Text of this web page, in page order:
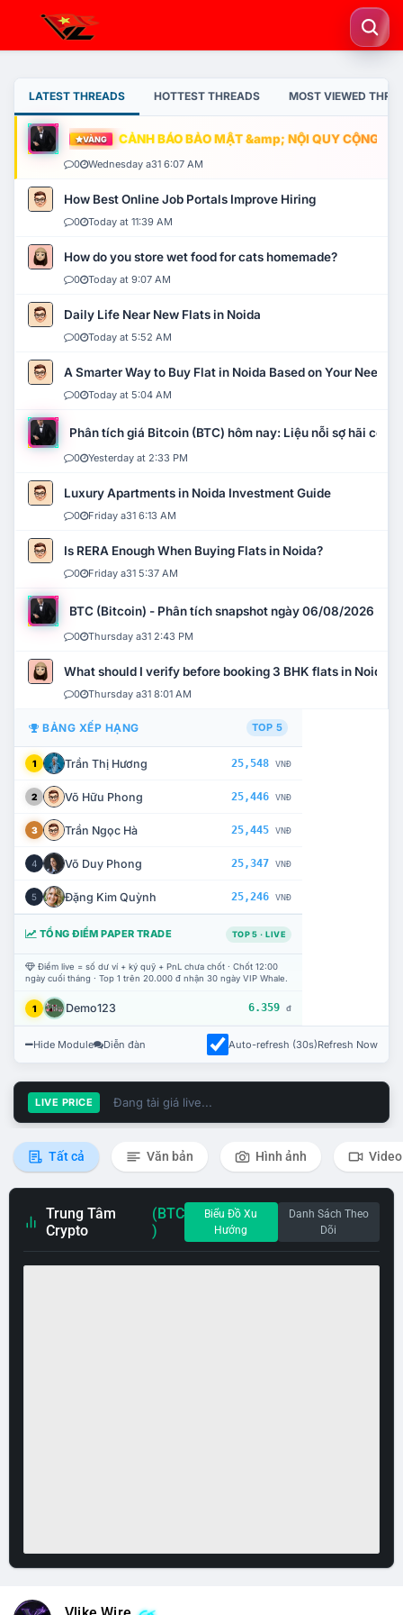
LATEST THREADS HOTTEST THREADS MOST VIEWED
VÀNG CẢNH BÁO BẢO MẬT &amp; NỘI QUY CỘNG
0 Wednesday a31 6:07 AM
How Best Online Job Portals Improve Hiring
0 Today at 11:39 AM
How do you store wet food for cats homemade?
0 Today at 9:07 AM
Daily Life Near New Flats in Noida
0 Today at 5:52 AM
A Smarter Way to Buy Flat in Noida Based on Your Needs
0 Today at 5:04 AM
Phân tích giá Bitcoin (BTC) hôm nay: Liệu nỗi sợ hãi có
0 Yesterday at 2:33 PM
Luxury Apartments in Noida Investment Guide
0 Friday a31 6:13 AM
Is RERA Enough When Buying Flats in Noida?
0 Friday a31 5:37 AM
BTC (Bitcoin) - Phân tích snapshot ngày 06/08/2026
0 Thursday a31 2:43 PM
What should I verify before booking 3 BHK flats in Noida?
0 Thursday a31 8:01 AM
BẢNG XẾP HẠNG TOP 5
1 Trần Thị Hương 25,548 VNĐ
2 Võ Hữu Phong 25,446 VNĐ
3 Trần Ngọc Hà 25,445 VNĐ
4 Võ Duy Phong 25,347 VNĐ
5 Đặng Kim Quỳnh 25,246 VNĐ
TỔNG ĐIỂM PAPER TRADE TOP 5 · LIVE
Điểm live = số dư ví + ký quỹ + PnL chưa chốt · Chốt 12:00
ngày cuối tháng · Top 1 trên 20.000 đ nhận 30 ngày VIP Whale.
1 Demo123 6.359 đ
Hide Module Diễn đàn Auto-refresh (30s)Refresh Now
LIVE PRICE Đang tải giá live...
Tất cả Văn bản Hình ảnh Video
Trung Tâm
Crypto
(BTC
)
Biểu Đồ Xu
Hướng
Danh Sách Theo
Dõi